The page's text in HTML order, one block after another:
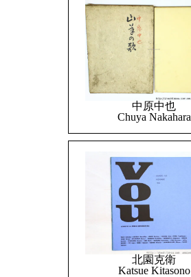
中原中也
Chuya Nakahara
北園克衛
Katsue Kitasono